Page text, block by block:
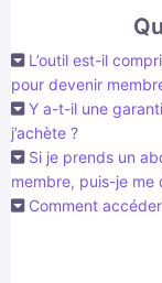
L’outil est-il
pour devenir
Y a-t-il une
j’achète ?
Si je prends un
membre, puis-je me
Comment accéder